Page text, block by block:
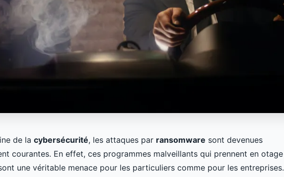
de la cybersécurité, les attaques par ransomware sont devenues
courantes. En effet, ces programmes malveillants qui prennent en otage
une véritable menace pour les particuliers comme pour les entreprises.